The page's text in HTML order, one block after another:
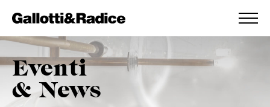
AGGIUNTO ALLA WISHLIST
VEDI LA TUA WISHLIST
Eventi
& News